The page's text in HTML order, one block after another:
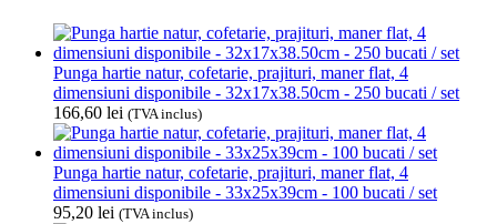
Punga hartie natur, cofetarie, prajituri, maner flat, 4
dimensiuni disponibile - 32x17x38.50cm - 250 bucati / set
166,60 lei (TVA inclus)
Punga hartie natur, cofetarie, prajituri, maner flat, 4
dimensiuni disponibile - 33x25x39cm - 100 bucati / set
95,20 lei (TVA inclus)